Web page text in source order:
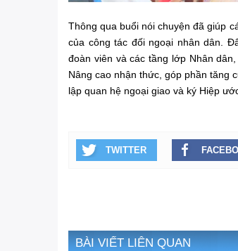
Thông qua buổi nói chuyện đã giúp
của công tác đối ngoại nhân dân.
đoàn viên và các tầng lớp Nhân
Nâng cao nhận thức, góp phần tăng
lập quan hệ ngoại giao và ký Hiệp
TWITTER
BÀI VIẾT LIÊN QUAN